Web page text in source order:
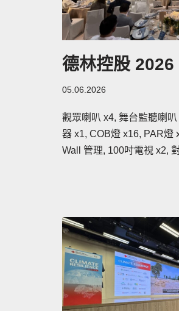
德林控股 2026
05.06.2026
觀眾喇叭 x4, 舞台監聽喇
器 x1, COB燈 x16, PAR燈
Wall 管理, 100吋電視 x2,